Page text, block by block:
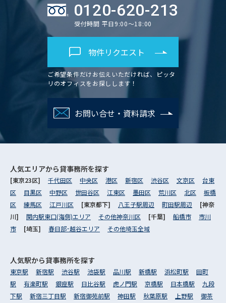
条件を絞り込む
0120-620-213
受付時間 平日9:00～18:00
物件リクエスト
ご希望条件だけお伝えいただければ、ピッタ
リのオフィスをお探しします！
お問い合せ・資料請求
人気エリアから貸事務所を探す
[東京23区] 千代田区 中央区 港区 新宿区 渋谷区 文京区
台東
区
目黒区 中野区 世田谷区 江東区 墨田区 荒川区 北区
板橋
区
練馬区 江戸川区 [東京都下] 八王子駅周辺 町田駅周辺
[神奈
川] 関内駅東口(海側)エリア その他神奈川区 [千葉] 船橋市
市川
市
[埼玉] 春日部･越谷エリア その他埼玉全域
人気駅から貸事務所を探す
東京駅 新宿駅 渋谷駅 池袋駅 品川駅 新橋駅 浜松町駅
田町
駅
有楽町駅 銀座駅 日比谷駅 虎ノ門駅 京橋駅 日本橋駅
九段
下駅
新宿三丁目駅 新宿御苑前駅 神田駅 秋葉原駅 上野駅
御茶